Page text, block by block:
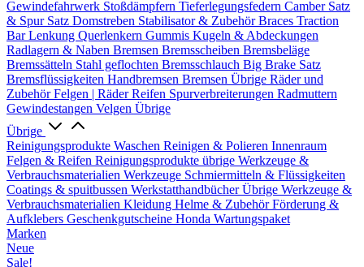
Gewindefahrwerk Stoßdämpfern Tieferlegungsfedern Camber Satz
& Spur Satz Domstreben Stabilisator & ZubehörBraces Traction
BarLenkung Querlenkern Gummis Kugeln & Abdeckungen
Radlagern & Naben Bremsen Bremsscheiben Bremsbeläge
Bremssätteln Stahl geflochten Bremsschlauch Big Brake Satz
Bremsflüssigkeiten Handbremsen Bremsen Übrige Räder und
ZubehörFelgen | RäderReifen Spurverbreiterungen Radmuttern
Gewindestangen Velgen Übrige
Übrige
Reinigungsprodukte Waschen Reinigen & Polieren Innenraum
Felgen & Reifen Reinigungsprodukte übrige Werkzeuge &
Verbrauchsmaterialien Werkzeuge Schmiermitteln & Flüssigkeiten
Coatings & spuitbussen WerkstatthandbücherÜbrige Werkzeuge &
Verbrauchsmaterialien Kleidung Helme & ZubehörFörderung &
Aufklebers Geschenkgutscheine Honda Wartungspaket
Marken
Neue
Sale!